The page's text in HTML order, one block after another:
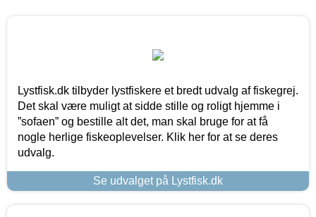
Lystfisk.dk tilbyder lystfiskere et bredt udvalg af fiskegrej.
Det skal være muligt at sidde stille og roligt hjemme i
”sofaen” og bestille alt det, man skal bruge for at få
nogle herlige fiskeoplevelser. Klik her for at se deres
udvalg.
Se udvalget på Lystfisk.dk